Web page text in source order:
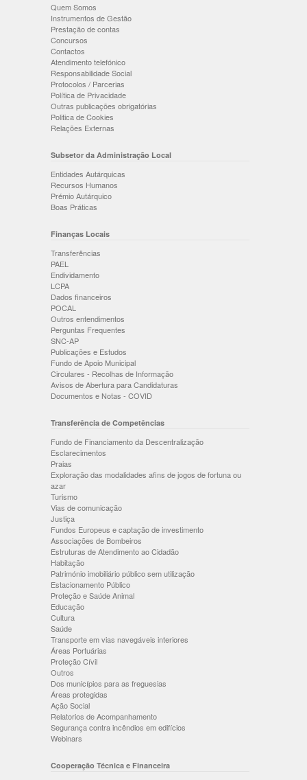
Quem Somos
Instrumentos de Gestão
Prestação de contas
Concursos
Contactos
Atendimento telefónico
Responsabilidade Social
Protocolos / Parcerias
Política de Privacidade
Outras publicações obrigatórias
Politica de Cookies
Relações Externas
Subsetor da Administração Local
Entidades Autárquicas
Recursos Humanos
Prémio Autárquico
Boas Práticas
Finanças Locais
Transferências
PAEL
Endividamento
LCPA
Dados financeiros
POCAL
Outros entendimentos
Perguntas Frequentes
SNC-AP
Publicações e Estudos
Fundo de Apoio Municipal
Circulares - Recolhas de Informação
Avisos de Abertura para Candidaturas
Documentos e Notas - COVID
Transferência de Competências
Fundo de Financiamento da Descentralização
Esclarecimentos
Praias
Exploração das modalidades afins de jogos de fortuna ou
azar
Turismo
Vias de comunicação
Justiça
Fundos Europeus e captação de investimento
Associações de Bombeiros
Estruturas de Atendimento ao Cidadão
Habitação
Património imobiliário público sem utilização
Estacionamento Público
Proteção e Saúde Animal
Educação
Cultura
Saúde
Transporte em vias navegáveis interiores
Áreas Portuárias
Proteção Cívil
Outros
Dos municípios para as freguesias
Áreas protegidas
Ação Social
Relatorios de Acompanhamento
Segurança contra incêndios em edifícios
Webinars
Cooperação Técnica e Financeira